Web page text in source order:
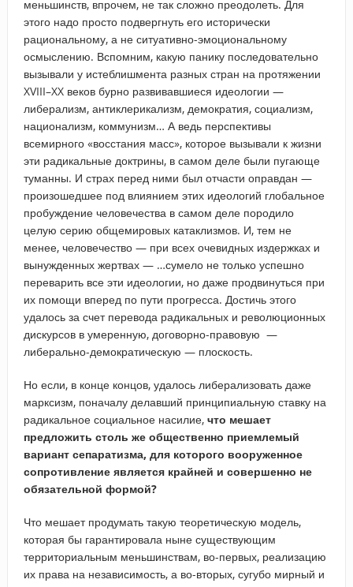
меньшинств, впрочем, не так сложно преодолеть. Для
этого надо просто подвергнуть его исторически
рациональному, а не ситуативно-эмоциональному
осмыслению. Вспомним, какую панику последовательно
вызывали у истеблишмента разных стран на протяжении
XVIII–XX веков бурно развивавшиеся идеологии —
либерализм, антиклерикализм, демократия, социализм,
национализм, коммунизм… А ведь перспективы
всемирного «восстания масс», которое вызывали к жизни
эти радикальные доктрины, в самом деле были пугающе
туманны. И страх перед ними был отчасти оправдан —
произошедшее под влиянием этих идеологий глобальное
пробуждение человечества в самом деле породило
целую серию общемировых катаклизмов. И, тем не
менее, человечество — при всех очевидных издержках и
вынужденных жертвах — …сумело не только успешно
переварить все эти идеологии, но даже продвинуться при
их помощи вперед по пути прогресса. Достичь этого
удалось за счет перевода радикальных и революционных
дискурсов в умеренную, договорно-правовую —
либерально-демократическую — плоскость.
Но если, в конце концов, удалось либерализовать даже
марксизм, поначалу делавший принципиальную ставку на
радикальное социальное насилие, что мешает
предложить столь же общественно приемлемый
вариант сепаратизма, для которого вооруженное
сопротивление является крайней и совершенно не
обязательной формой?
Что мешает продумать такую теоретическую модель,
которая бы гарантировала ныне существующим
территориальным меньшинствам, во-первых, реализацию
их права на независимость, а во-вторых, сугубо мирный и